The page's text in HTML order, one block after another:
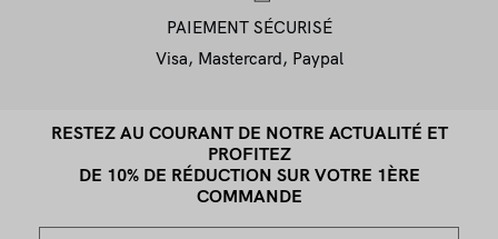
PAIEMENT SÉCURISÉ
Visa, Mastercard, Paypal
RESTEZ AU COURANT DE NOTRE ACTUALITÉ ET
PROFITEZ
DE 10% DE RÉDUCTION SUR VOTRE 1ÈRE
COMMANDE